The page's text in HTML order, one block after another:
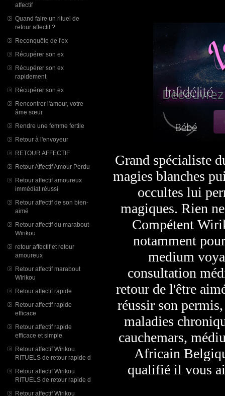
affectif
Quand faire un rituel de
retour affectif ?
Reconquête de l'ex
Récupérer son ex
Récupérer son ex
rapidement
Récupérer son ex
Rencontrer l'amour, votre
âme sœur
Rendre une femme fertile
Retour à l'envoyeur
RETOUR AFFECTIF
Retour Affectif Amour Perdu
Retour affectif amoureux
immédiat réussi
Retour affectif de son bien-
aimé
Retour affectif du marabout
Wirikou
retour affectif et retour
amoureux
Retour affectif marabout
Wirikou
Retour affectif rapide
Retour affectif rapide
efficace
Retour affectif rapide
efficace et simple
Retour affectif Wirikou
RITUELS de retour rapide d
Retour affectif Wirikou
RITUELS de retour rapide d
Retour affectif Wirikou
Grand spécialiste
magies blanches
occultes lui
magiques. Rien
Compétent
notamment
medium
consultation
retour de l'être
réussir son
maladies
cauchemars,
Africain
qualifié il vous